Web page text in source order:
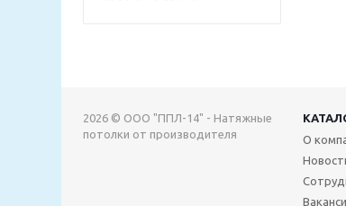
2026 © ООО "ППЛ-14" - Натяжные
потолки от производителя
О